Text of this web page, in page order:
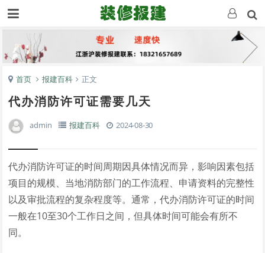
首页 报建百科 正文
代办消防许可证需要几天
admin 报建百科 2024-08-30
代办消防许可证的时间周期因具体情况而异，影响因素包括
项目的规模、当地消防部门的工作流程、申请资料的完整性
以及审批流程的复杂程度等。通常，代办消防许可证的时间
一般在10至30个工作日之间，但具体时间可能会有所不
同。